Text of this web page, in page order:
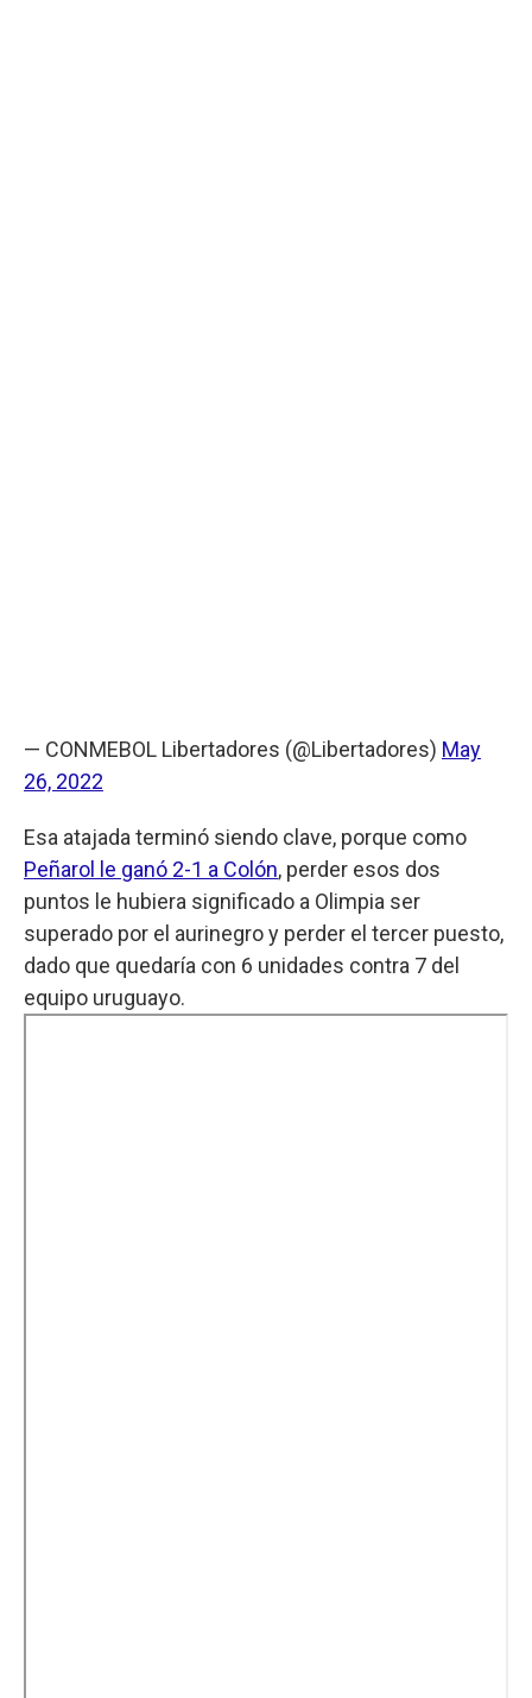
— CONMEBOL Libertadores (@Libertadores) May
26, 2022
Esa atajada terminó siendo clave, porque como
Peñarol le ganó 2-1 a Colón, perder esos dos
puntos le hubiera significado a Olimpia ser
superado por el aurinegro y perder el tercer puesto,
dado que quedaría con 6 unidades contra 7 del
equipo uruguayo.